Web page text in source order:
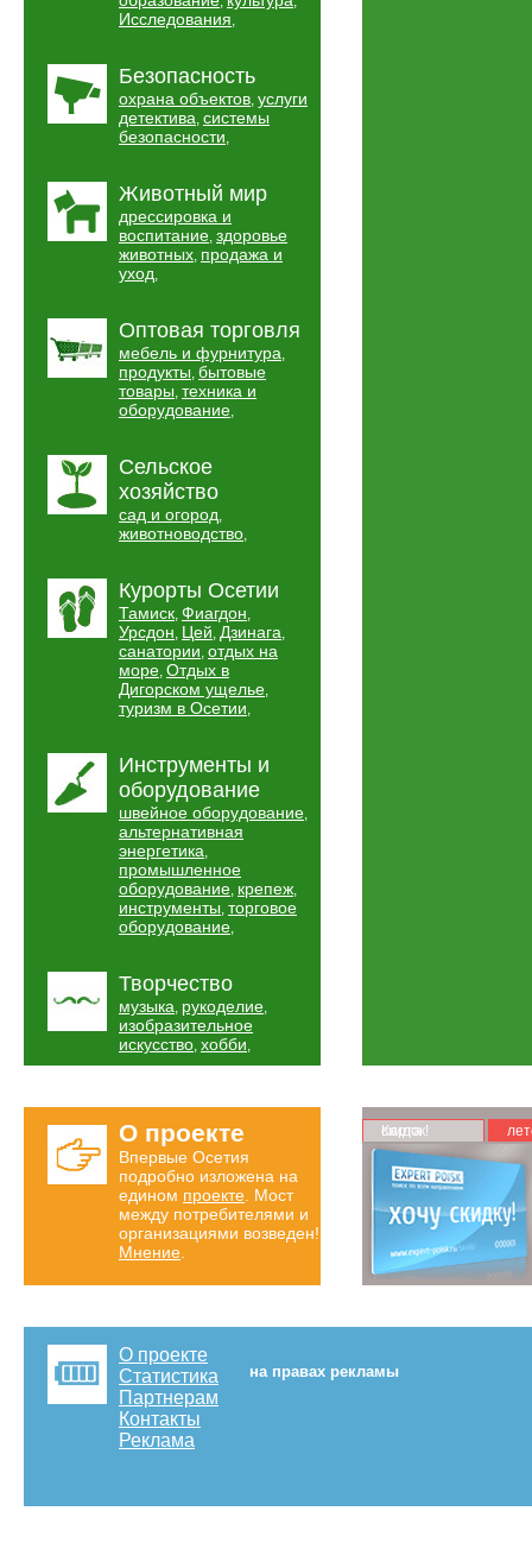
Исследования,
Безопасность
охрана объектов, услуги
детектива, системы
безопасности,
Животный мир
дрессировка и
воспитание, здоровье
животных, продажа и
уход,
Оптовая торговля
мебель и фурнитура,
продукты, бытовые
товары, техника и
оборудование,
Сельское
хозяйство
сад и огород,
животноводство,
Курорты Осетии
Тамиск, Фиагдон,
Урсдон, Цей, Дзинага,
санатории, отдых на
море, Отдых в
Дигорском ущелье,
туризм в Осетии,
Инструменты и
оборудование
швейное оборудование,
альтернативная
энергетика,
промышленное
оборудование, крепеж,
инструменты, торговое
оборудование,
Творчество
музыка, рукоделие,
изобразительное
искусство, хобби,
О проекте
Впервые Осетия
подробно изложена на
едином проекте . Мост
между потребителями и
организациями возведен!
Мнение
Карта скидок!
О проекте
Статистика
Партнерам
Контакты
Реклама
на правах рекламы